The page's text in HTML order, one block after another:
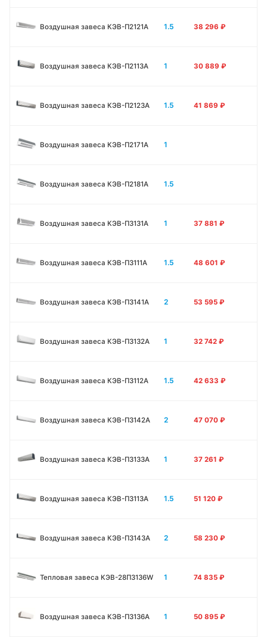
Воздушная завеса КЭВ-П2121A 1.5 38 296 ₽
Воздушная завеса КЭВ-П2113A 1 30 889 ₽
Воздушная завеса КЭВ-П2123A 1.5 41 869 ₽
Воздушная завеса КЭВ-П2171A 1
Воздушная завеса КЭВ-П2181A 1.5
Воздушная завеса КЭВ-П3131A 1 37 881 ₽
Воздушная завеса КЭВ-П3111A 1.5 48 601 ₽
Воздушная завеса КЭВ-П3141A 2 53 595 ₽
Воздушная завеса КЭВ-П3132A 1 32 742 ₽
Воздушная завеса КЭВ-П3112A 1.5 42 633 ₽
Воздушная завеса КЭВ-П3142A 2 47 070 ₽
Воздушная завеса КЭВ-П3133А 1 37 261 ₽
Воздушная завеса КЭВ-П3113А 1.5 51 120 ₽
Воздушная завеса КЭВ-П3143А 2 58 230 ₽
Тепловая завеса КЭВ-28П3136W 1 74 835 ₽
Воздушная завеса КЭВ-П3136A 1 50 895 ₽